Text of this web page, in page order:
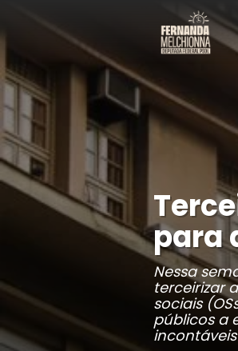
para
Nessa
terceirizar
sociais
públicos a